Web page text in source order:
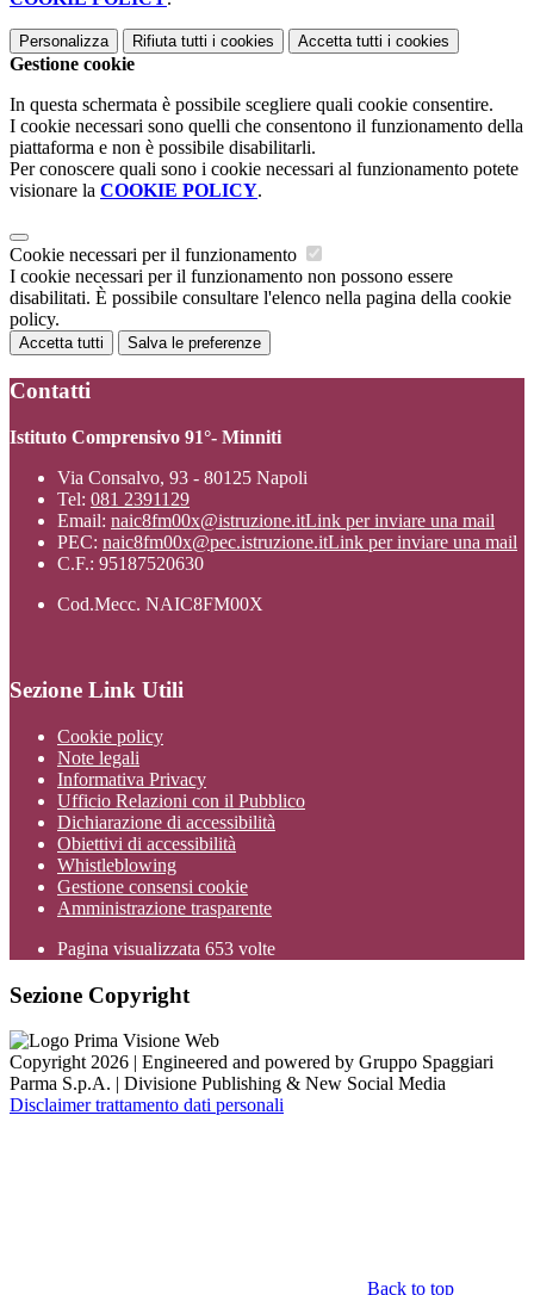
Personalizza Rifiuta tutti i cookies Accetta tutti i cookies
Gestione cookie
In questa schermata è possibile scegliere quali cookie consentire.
I cookie necessari sono quelli che consentono il funzionamento della
piattaforma e non è possibile disabilitarli.
Per conoscere quali sono i cookie necessari al funzionamento potete
visionare la COOKIE POLICY.
Cookie necessari per il funzionamento
I cookie necessari per il funzionamento non possono essere
disabilitati. È possibile consultare l'elenco nella pagina della cookie
policy.
Accetta tutti Salva le preferenze
Contatti
Istituto Comprensivo 91°- Minniti
Via Consalvo, 93 - 80125 Napoli
Tel: 081 2391129
Email: naic8fm00x@istruzione.itLink per inviare una mail
PEC: naic8fm00x@pec.istruzione.itLink per inviare una mail
C.F.: 95187520630
Cod.Mecc. NAIC8FM00X
Sezione Link Utili
Cookie policy
Note legali
Informativa Privacy
Ufficio Relazioni con il Pubblico
Dichiarazione di accessibilità
Obiettivi di accessibilità
Whistleblowing
Gestione consensi cookie
Amministrazione trasparente
Pagina visualizzata 653 volte
Sezione Copyright
Copyright 2026 | Engineered and powered by Gruppo Spaggiari
Parma S.p.A. | Divisione Publishing & New Social Media
Disclaimer trattamento dati personali
Back to top